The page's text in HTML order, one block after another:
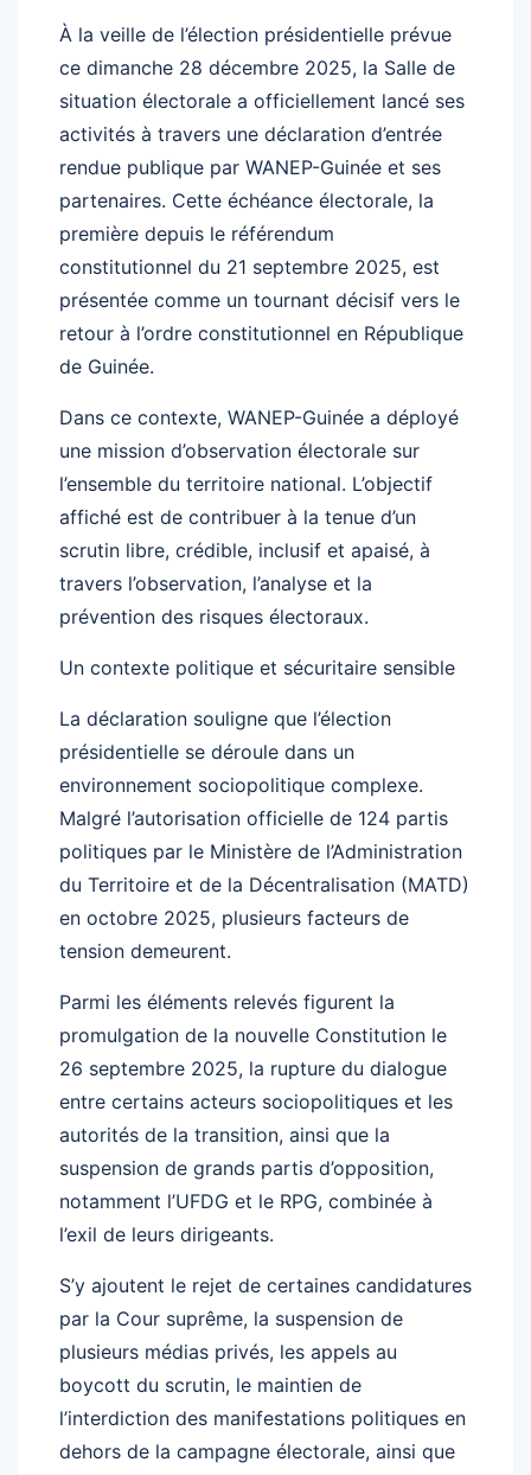
À la veille de l’élection présidentielle prévue
ce dimanche 28 décembre 2025, la Salle de
situation électorale a officiellement lancé ses
activités à travers une déclaration d’entrée
rendue publique par WANEP-Guinée et ses
partenaires. Cette échéance électorale, la
première depuis le référendum
constitutionnel du 21 septembre 2025, est
présentée comme un tournant décisif vers le
retour à l’ordre constitutionnel en République
de Guinée.
Dans ce contexte, WANEP-Guinée a déployé
une mission d’observation électorale sur
l’ensemble du territoire national. L’objectif
affiché est de contribuer à la tenue d’un
scrutin libre, crédible, inclusif et apaisé, à
travers l’observation, l’analyse et la
prévention des risques électoraux.
Un contexte politique et sécuritaire sensible
La déclaration souligne que l’élection
présidentielle se déroule dans un
environnement sociopolitique complexe.
Malgré l’autorisation officielle de 124 partis
politiques par le Ministère de l’Administration
du Territoire et de la Décentralisation (MATD)
en octobre 2025, plusieurs facteurs de
tension demeurent.
Parmi les éléments relevés figurent la
promulgation de la nouvelle Constitution le
26 septembre 2025, la rupture du dialogue
entre certains acteurs sociopolitiques et les
autorités de la transition, ainsi que la
suspension de grands partis d’opposition,
notamment l’UFDG et le RPG, combinée à
l’exil de leurs dirigeants.
S’y ajoutent le rejet de certaines candidatures
par la Cour suprême, la suspension de
plusieurs médias privés, les appels au
boycott du scrutin, le maintien de
l’interdiction des manifestations politiques en
dehors de la campagne électorale, ainsi que